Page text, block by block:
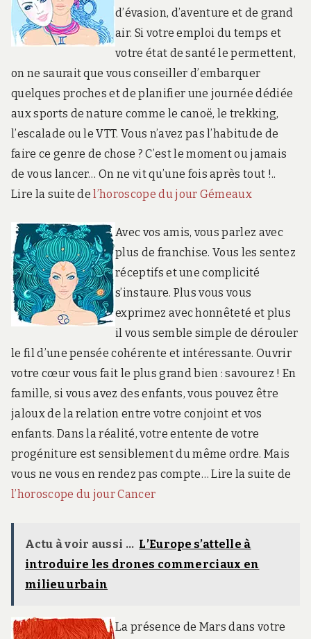
d’évasion, d’aventure et de grand
air. Si votre emploi du temps et
votre état de santé le permettent,
on ne saurait que vous conseiller d’embarquer
quelques proches et de planifier une journée dédiée
aux sports de nature comme le canoë, le trekking,
l’escalade ou le VTT. Vous n’avez pas l’habitude de
faire ce genre de chose ? C’est le moment ou jamais
de vous lancer… On ne vit qu’une fois après tout !..
Lire la suite del’horoscope du jour Gémeaux
Avec vos amis, vous parlez avec
plus de franchise. Vous les sentez
réceptifs et une complicité
s’instaure. Plus vous vous
exprimez avec honnêteté et plus
il vous semble simple de dérouler
le fil d’une pensée cohérente et intéressante. Ouvrir
votre cœur vous fait le plus grand bien : savourez ! En
famille, si vous avez des enfants, vous pouvez être
jaloux de la relation entre votre conjoint et vos
enfants. Dans la réalité, votre entente de votre
progéniture est sensiblement du même ordre. Mais
vous ne vous en rendez pas compte… Lire la suite de
l’horoscope du jour Cancer
Actu à voir aussi ... L’Europe s’attelle à
introduire les drones commerciaux en
milieu urbain
La présence de Mars dans votre